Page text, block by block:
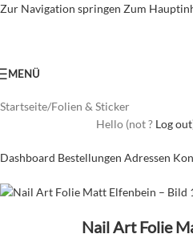
Zur Navigation springen Zum
MENÜ
Startseite/Folien & Sticker
Hello (not? Log out
Dashboard Bestellungen Adressen
Nail Art Folie